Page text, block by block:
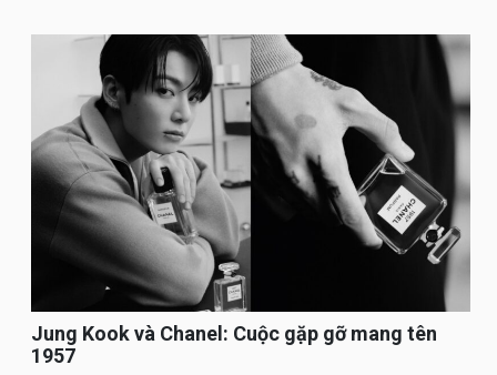
Jung Kook và Chanel: Cuộc gặp gỡ mang tên
1957